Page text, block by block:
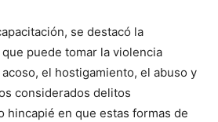
se destacó la
puede tomar la violencia
el hostigamiento, el abuso y
considerados delitos
hincapié en que estas formas de